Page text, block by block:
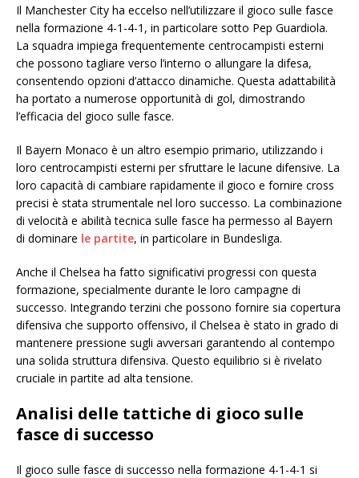
Il Manchester City ha eccelso nell’utilizzare il gioco sulle fasce
nella formazione 4-1-4-1, in particolare sotto Pep Guardiola.
La squadra impiega frequentemente centrocampisti esterni
che possono tagliare verso l’interno o allungare la difesa,
consentendo opzioni d’attacco dinamiche. Questa adattabilità
ha portato a numerose opportunità di gol, dimostrando
l’efficacia del gioco sulle fasce.
Il Bayern Monaco è un altro esempio primario, utilizzando i
loro centrocampisti esterni per sfruttare le lacune difensive. La
loro capacità di cambiare rapidamente il gioco e fornire cross
precisi è stata strumentale nel loro successo. La combinazione
di velocità e abilità tecnica sulle fasce ha permesso al Bayern
di dominare le partite, in particolare in Bundesliga.
Anche il Chelsea ha fatto significativi progressi con questa
formazione, specialmente durante le loro campagne di
successo. Integrando terzini che possono fornire sia copertura
difensiva che supporto offensivo, il Chelsea è stato in grado di
mantenere pressione sugli avversari garantendo al contempo
una solida struttura difensiva. Questo equilibrio si è rivelato
cruciale in partite ad alta tensione.
Analisi delle tattiche di gioco sulle
fasce di successo
Il gioco sulle fasce di successo nella formazione 4-1-4-1 si